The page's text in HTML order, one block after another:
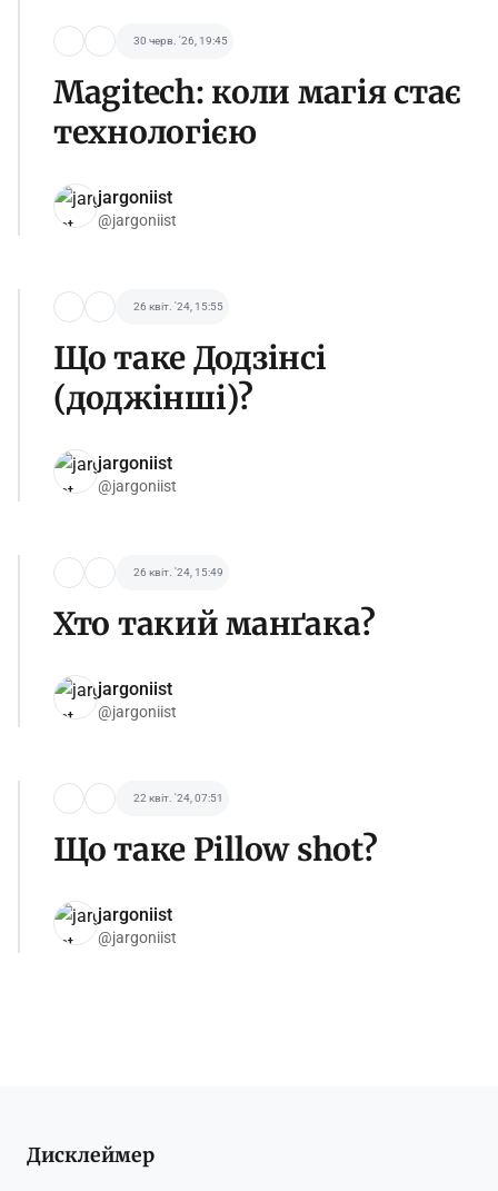
30 черв. '26, 19:45
Magitech: коли магія стає
технологією
jargoniist
@jargoniist
26 квіт. '24, 15:55
Що таке Додзінсі
(доджінші)?
jargoniist
@jargoniist
26 квіт. '24, 15:49
Хто такий манґака?
jargoniist
@jargoniist
22 квіт. '24, 07:51
Що таке Pillow shot?
jargoniist
@jargoniist
Дисклеймер